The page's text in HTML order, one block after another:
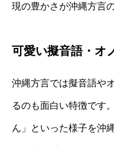
現の豊かさが沖縄方言
可愛い擬音語・オ
沖縄方言では擬音語や
るのも面白い特徴です
ん」といった様子を沖